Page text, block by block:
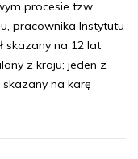
procesie tzw.
pracownika Instytutu
skazany na 12 lat
z kraju; jeden z
na karę